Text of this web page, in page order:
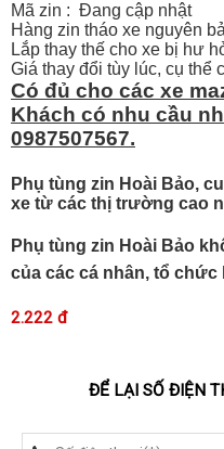
Mã zin : Đang cập nhật
Hàng zin tháo xe nguyên
Lắp thay thế cho xe bị hư
Giá thay đổi tùy lúc, cụ thể
Có đủ cho các xe
Khách có nhu cầu
0987507567.
Phụ tùng zin Hoài Bảo,
xe từ các thị trường cao
Phụ tùng zin Hoài Bảo
của các cá nhân, tổ chức
2.222 đ
ĐỂ LẠI SỐ ĐIỆN